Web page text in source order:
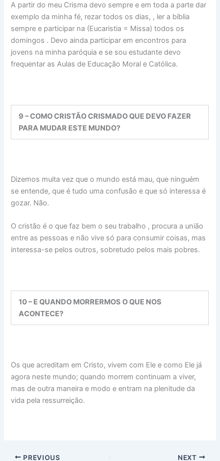
A partir do meu Crisma devo sempre e em toda a parte dar
exemplo da minha fé, rezar todos os dias, , ler a bíblia
sempre e participar na (Eucaristia = Missa) todos os
domingos . Devo ainda participar em encontros para
jovens na minha paróquia e se sou estudante devo
frequentar as Aulas de Educação Moral e Católica.
9 – COMO CRISTÃO CRISMADO QUE DEVO FAZER
PARA MUDAR ESTE MUNDO?
Dizemos muita vez que o mundo está mau, que ninguém
se entende, que é tudo uma confusão e que só interessa é
gozar. Não.
O cristão é o que faz bem o seu trabalho , procura a união
entre as pessoas e não vive só para consumir coisas, mas
interessa-se pelos outros, sobretudo pelos mais pobres.
10 – E QUANDO MORRERMOS O QUE NOS
ACONTECE?
Os que acreditam em Cristo, vivem com Ele e como Ele já
agora neste mundo; quando morrem continuam a viver,
mas de outra maneira e modo e entram na plenitude da
vida pela ressurreição.
PREVIOUS NEXT